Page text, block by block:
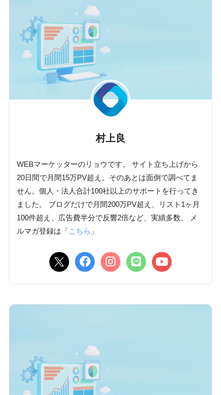
村上良
WEBマーケッターのリョウです。 サイト立ち上げから
20日間で月間15万PV超え。そのあとは面倒で調べてま
せん。個人・法人合計100社以上のサポートを行ってき
ました。 ブログだけで月間200万PV超え、リスト1ヶ月
100件超え、広告費半分で反響2倍など、実績多数。 メ
ルマガ登録は「こちら 」